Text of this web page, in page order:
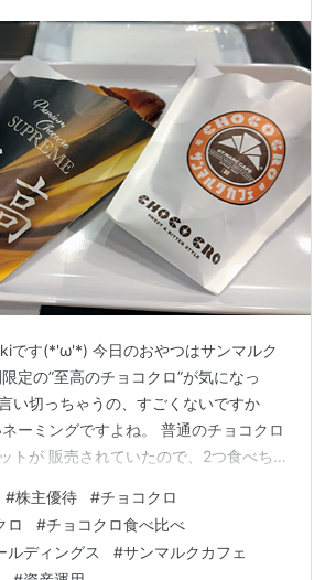
です(*'ω'*) 今日のおやつはサンマルク
定の”至高のチョコクロ”が気になっ
い切っちゃうの、すごくないですか
ネーミングですよね。 普通のチョコクロ
トが 販売されていたので、2つ食べち
です。 飲み物はアメリカンコーヒーに
右側が”至高”ですが、 若干焼きすぎに
た目の違いはあまりわかりません。 ど
#株主優待 #チョコクロ
ロ #チョコクロ食べ比べ
ルディングス #サンマルクカフェ